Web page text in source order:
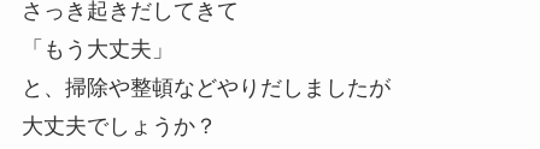
さっき起きだしてきて
「もう大丈夫」
と、掃除や整頓などやりだしましたが
大丈夫でしょうか？